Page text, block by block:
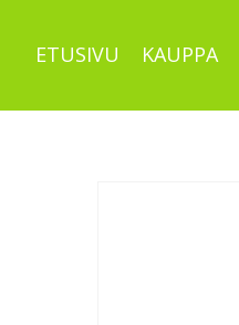
ETUSIVU KAUPPA